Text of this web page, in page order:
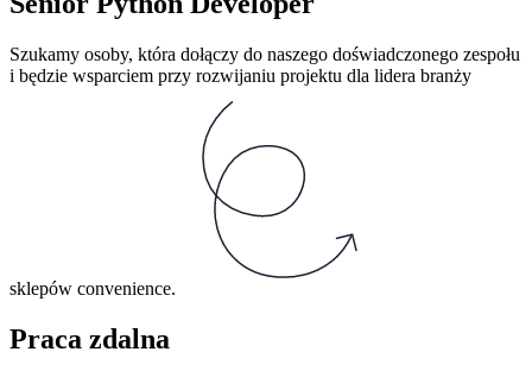
Szukamy osoby, która dołączy do naszego doświadczonego zespołu
i będzie wsparciem przy rozwijaniu projektu dla lidera branży
sklepów convenience.
Praca zdalna